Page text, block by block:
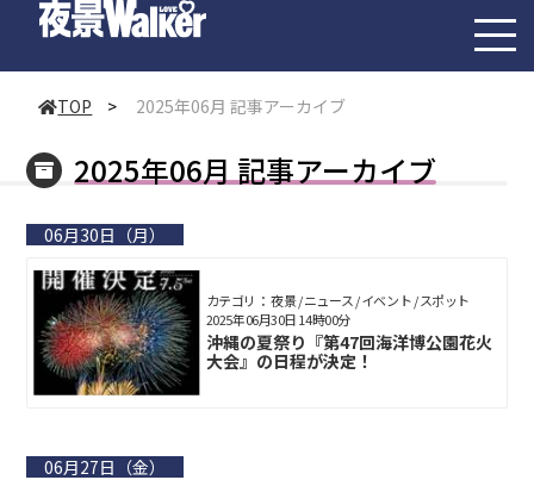
TOP > 2025年06月 記事アーカイブ
2025年06月 記事アーカイブ
06月30日（月）
カテゴリ： 夜景 / ニュース / イベント / スポット
沖縄の夏祭り『第47回海洋博公園花火
大会』の日程が決定！
2025年06月30日 14時00分
06月27日（金）